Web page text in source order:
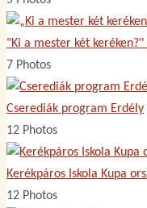
"Ki a mester két
7 Photos
Cserediák program Erdély
12 Photos
Kerékpáros Iskola Kupa
12 Photos